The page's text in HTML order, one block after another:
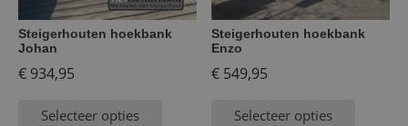
Steigerhouten hoekbank
Johan
€ 934,95
Selecteer opties
Steigerhouten hoekbank
Enzo
€ 549,95
Selecteer opties